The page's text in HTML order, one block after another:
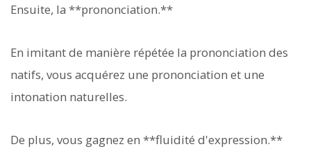
Ensuite, la **prononciation.**
En imitant de manière répétée la prononciation des
natifs, vous acquérez une prononciation et une
intonation naturelles.
De plus, vous gagnez en **fluidité d'expression.**